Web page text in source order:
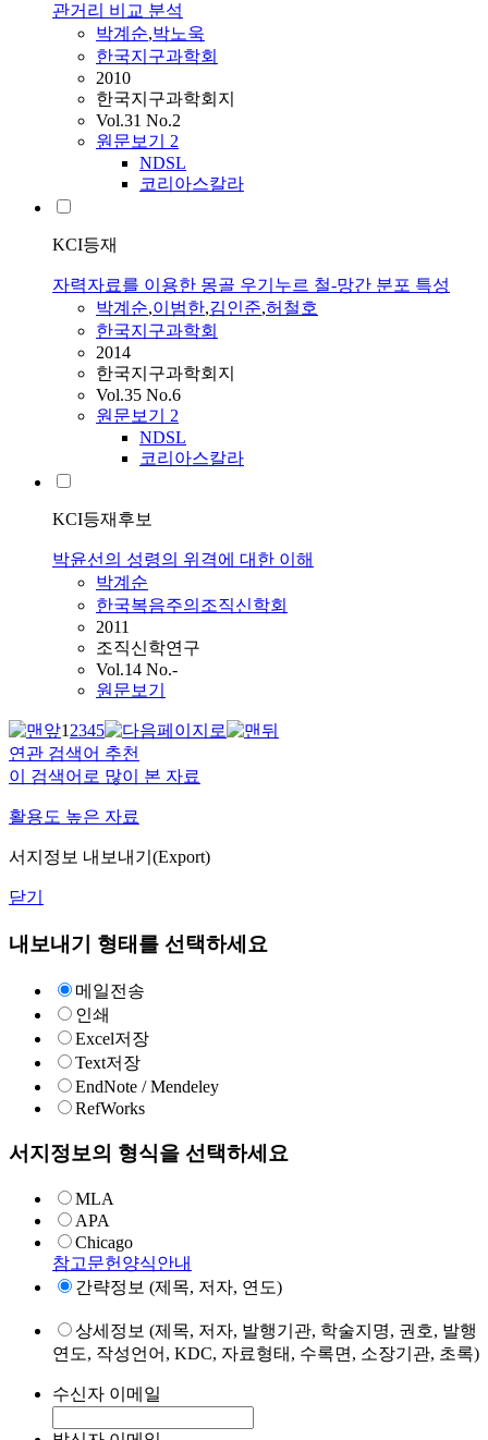
관거리 비교 분석
박계순,박노욱
한국지구과학회
2010
한국지구과학회지
Vol.31 No.2
원문보기 2
NDSL
코리아스칼라
KCI등재
자력자료를 이용한 몽골 우기누르 철-망간 분포 특성
박계순,이범한,김인준,허철호
한국지구과학회
2014
한국지구과학회지
Vol.35 No.6
원문보기 2
NDSL
코리아스칼라
KCI등재후보
박윤선의 성령의 위격에 대한 이해
박계순
한국복음주의조직신학회
2011
조직신학연구
Vol.14 No.-
원문보기
12345
연관 검색어 추천
이 검색어로 많이 본 자료
활용도 높은 자료
서지정보 내보내기(Export)
닫기
내보내기 형태를 선택하세요
메일전송
인쇄
Excel저장
Text저장
EndNote / Mendeley
RefWorks
서지정보의 형식을 선택하세요
MLA
APA
Chicago
참고문헌양식안내
간략정보 (제목, 저자, 연도)
상세정보 (제목, 저자, 발행기관, 학술지명, 권호, 발행
연도, 작성언어, KDC, 자료형태, 수록면, 소장기관, 초록)
수신자 이메일